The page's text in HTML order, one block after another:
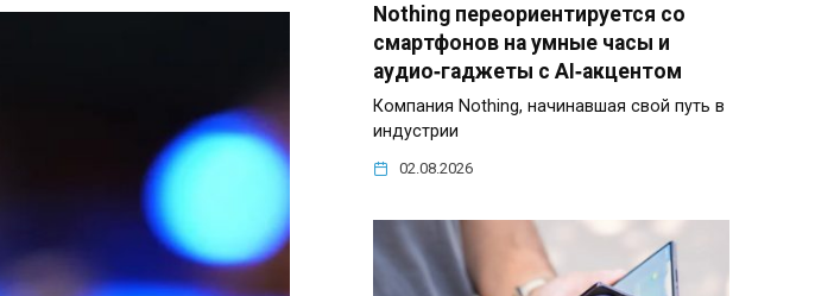
Nothing переориентируется со
смартфонов на умные часы и
аудио‑гаджеты с AI‑акцентом
Компания Nothing, начинавшая свой путь в
индустрии
02.08.2026